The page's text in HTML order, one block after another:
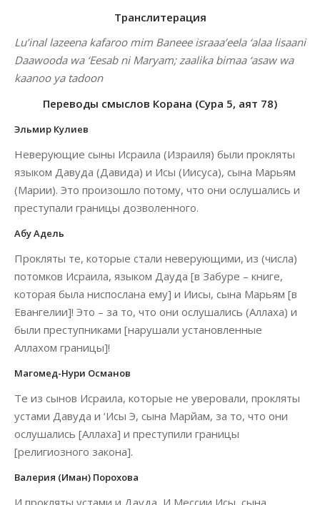
Транслитерация
Lu’inal lazeena kafaroo mim Baneee israaa’eela ‘alaa lisaani
Daawooda wa ‘Eesab ni Maryam; zaalika bimaa ‘asaw wa
kaanoo ya tadoon
Переводы смыслов Корана (Сура 5, аят 78)
Эльмир Кулиев
Неверующие сыны Исраила (Израиля) были прокляты
языком Давуда (Давида) и Исы (Иисуса), сына Марьям
(Марии). Это произошло потому, что они ослушались и
преступали границы дозволенного.
Абу Адель
Прокляты те, которые стали неверующими, из (числа)
потомков Исраила, языком Дауда [в Забуре – книге,
которая была ниспослана ему] и Иисы, сына Марьям [в
Евангелии]! Это – за то, что они ослушались (Аллаха) и
были преступниками [нарушали установленные
Аллахом границы]!
Магомед-Нури Османов
Те из сынов Исраила, которые не уверовали, прокляты
устами Давуда и ‘Исы Э, сына Марйам, за то, что они
ослушались [Аллаха] и преступили границы
[религиозного закона].
Валерия (Иман) Порохова
И прокляты устами и Дауда, И Мессии Исы, сына